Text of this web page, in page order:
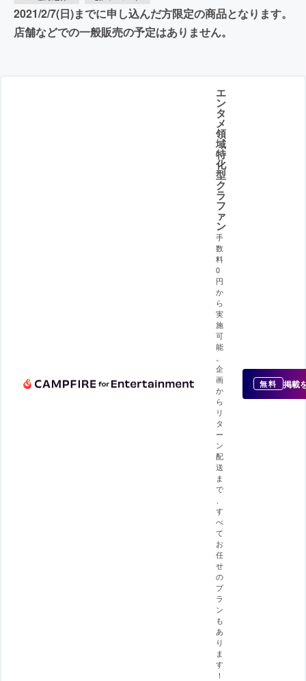
2021/2/7(日)までに申し込んだ方限定の商品となります。
店舗などでの一般販売の予定はありません。
エ
ン
タ
メ
領
域
特
化
型
ク
ラ
フ
ァ
ン
手
数
料
0
円
か
ら
実
施
可
能
企
画
か
ら
リ
タ
ー
ン
配
送
ま
で
す
べ
て
お
任
せ
の
プ
ラ
ン
も
あ
り
ま
す
！
無料 掲載